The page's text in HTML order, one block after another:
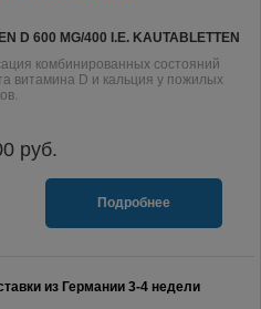
D 600 MG/400 I.E. KAUTABLETTEN
комбинированных состояний
витамина D и кальция у пожилых
руб.
Подробнее
из Германии 3-4 недели